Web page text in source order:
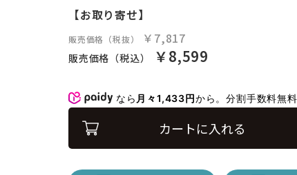
【お取り寄せ】
販売価格（税抜） ￥7,817
販売価格（税込） ￥8,599
なら 月々1,433円から。分割手数料無
カートに入れる